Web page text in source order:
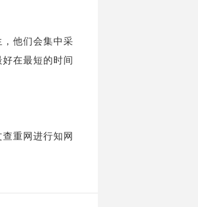
他们会集中采
在最短的时间
重网进行知网